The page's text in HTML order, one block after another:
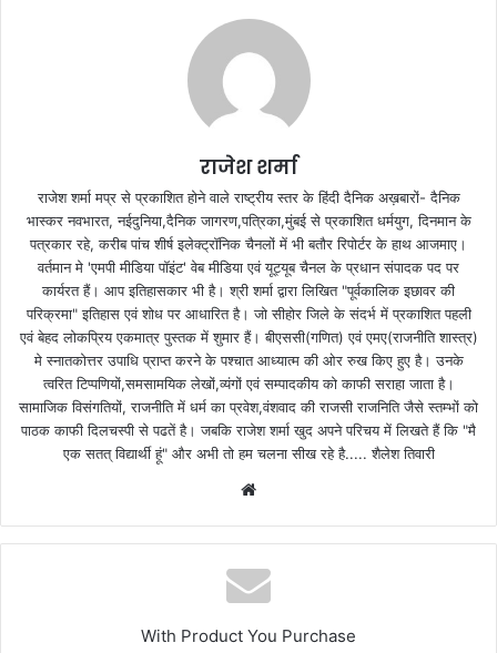
राजेश शर्मा
राजेश शर्मा मप्र से प्रकाशित होने वाले राष्ट्रीय स्तर के हिंदी दैनिक अख़बारों- दैनिक
भास्कर नवभारत, नईदुनिया,दैनिक जागरण,पत्रिका,मुंबई से प्रकाशित धर्मयुग, दिनमान के
पत्रकार रहे, करीब पांच शीर्ष इलेक्ट्रॉनिक चैनलों में भी बतौर रिपोर्टर के हाथ आजमाए।
वर्तमान मे 'एमपी मीडिया पॉइंट' वेब मीडिया एवं यूट्यूब चैनल के प्रधान संपादक पद पर
कार्यरत हैं। आप इतिहासकार भी है। श्री शर्मा द्वारा लिखित "पूर्वकालिक इछावर की
परिक्रमा" इतिहास एवं शोध पर आधारित है। जो सीहोर जिले के संदर्भ में प्रकाशित पहली
एवं बेहद लोकप्रिय एकमात्र पुस्तक में शुमार हैं। बीएससी(गणित) एवं एमए(राजनीति शास्त्र)
मे स्नातकोत्तर उपाधि प्राप्त करने के पश्चात आध्यात्म की ओर रुख किए हुए है। उनके
त्वरित टिप्पणियों,समसामयिक लेखों,व्यंगों एवं सम्पादकीय को काफी सराहा जाता है।
सामाजिक विसंगतियों, राजनीति में धर्म का प्रवेश,वंशवाद की राजसी राजनिति जैसे स्तम्भों को
पाठक काफी दिलचस्पी से पढतें है। जबकि राजेश शर्मा खुद अपने परिचय में लिखते हैं कि "मै
एक सतत् विद्यार्थी हूं" और अभी तो हम चलना सीख रहे है..... शैलेश तिवारी
b
s
i
e
With Product You Purchase